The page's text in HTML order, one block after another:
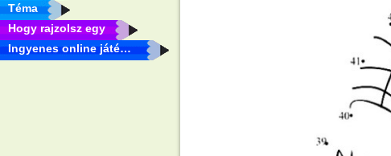
Téma
Hogy rajzolsz egy
Ingyenes online játékok